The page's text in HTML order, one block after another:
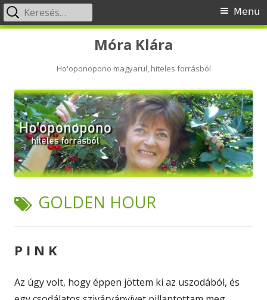
Móra Klára
Ho'oponopono magyarul, hiteles forrásból
Primary
Menu
Keresés:
TAG:
GOLDEN HOUR
P I N K
Az úgy volt, hogy éppen jöttem ki az uszodából, és